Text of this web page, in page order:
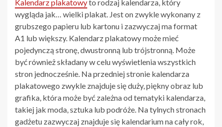
Kalendarz plakatowyto rodzaj kalendarza, który
wygląda jak… wielki plakat. Jest on zwykle wykonany z
grubszego papieru lub kartonu i zazwyczaj ma format
A1 lub większy. Kalendarz plakatowy może mieć
pojedynczą stronę, dwustronną lub trójstronną. Może
być również składany w celu wyświetlenia wszystkich
stron jednocześnie. Na przedniej stronie kalendarza
plakatowego zwykle znajduje się duży, piękny obraz lub
grafika, która może być zależna od tematyki kalendarza,
takiej jak moda, sztuka lub podróże. Na tylnych stronach
gadżetu zazwyczaj znajduje się kalendarium na cały rok,